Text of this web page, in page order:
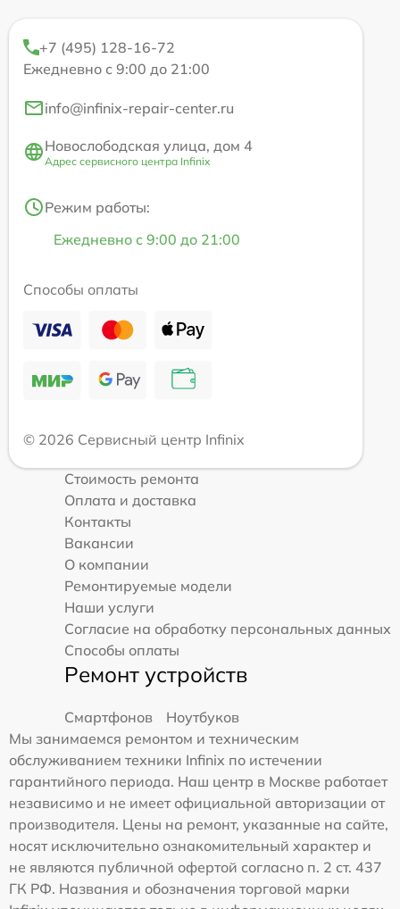
+7 (495) 128-16-72
Ежедневно с 9:00 до 21:00
info@infinix-repair-center.ru
Новослободская улица, дом 4
Адрес сервисного центра Infinix
Режим работы:
Ежедневно с 9:00 до 21:00
Способы оплаты
© 2026 Сервисный центр Infinix
Стоимость ремонта
Оплата и доставка
Контакты
Вакансии
О компании
Ремонтируемые модели
Наши услуги
Согласие на обработку персональных данных
Способы оплаты
Ремонт устройств
Смартфонов
Ноутбуков
Мы занимаемся ремонтом и техническим
обслуживанием техники Infinix по истечении
гарантийного периода. Наш центр в Москве работает
независимо и не имеет официальной авторизации от
производителя. Цены на ремонт, указанные на сайте,
носят исключительно ознакомительный характер и
не являются публичной офертой согласно п. 2 ст. 437
ГК РФ. Названия и обозначения торговой марки